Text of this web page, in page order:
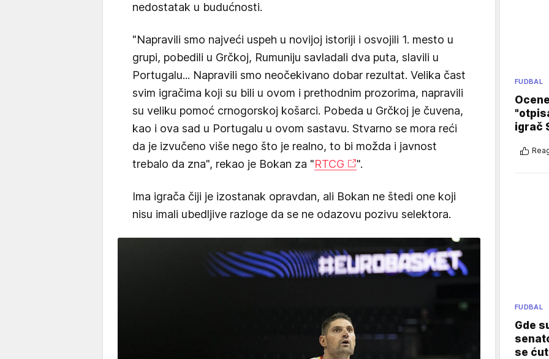
nedostatak u budućnosti.
"Napravili smo najveći uspeh u novijoj istoriji i osvojili 1. mesto u
grupi, pobedili u Grčkoj, Rumuniju savladali dva puta, slavili u
Portugalu... Napravili smo neočekivano dobar rezultat. Velika čast
svim igračima koji su bili u ovom i prethodnim prozorima, napravili
su veliku pomoć crnogorskoj košarci. Pobeda u Grčkoj je čuvena,
kao i ova sad u Portugalu u ovom sastavu. Stvarno se mora reći
da je izvučeno više nego što je realno, to bi možda i javnost
trebalo da zna", rekao je Bokan za "RTCG ".
Ima igrača čiji je izostanak opravdan, ali Bokan ne štedi one koji
nisu imali ubedljive razloge da se ne odazovu pozivu selektora.
FUDBAL
igrač
FUDBAL
Gde
se